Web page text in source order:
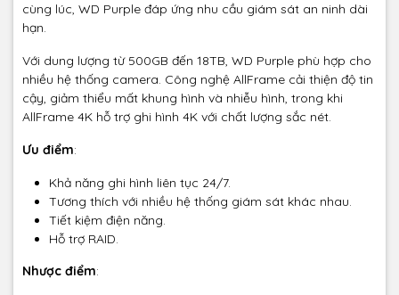
cùng lúc, WD Purple đáp ứng nhu cầu giám sát an ninh dài
hạn.
Với dung lượng từ 500GB đến 18TB, WD Purple phù hợp cho
nhiều hệ thống camera. Công nghệ AllFrame cải thiện độ tin
cậy, giảm thiểu mất khung hình và nhiễu hình, trong khi
AllFrame 4K hỗ trợ ghi hình 4K với chất lượng sắc nét.
Ưu điểm:
Khả năng ghi hình liên tục 24/7.
Tương thích với nhiều hệ thống giám sát khác nhau.
Tiết kiệm điện năng.
Hỗ trợ RAID.
Nhược điểm: